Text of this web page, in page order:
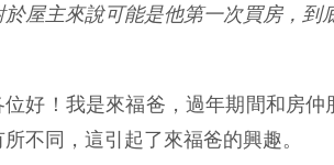
於屋主來說可能是他第一次買房，到
位好！我是來福爸，過年期間和房
所不同，這引起了來福爸的興趣。